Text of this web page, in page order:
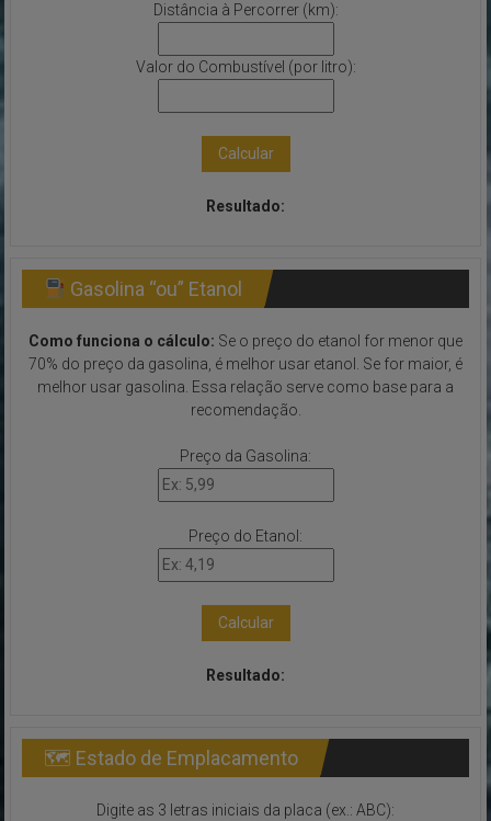
Distância à Percorrer (km):
Valor do Combustível (por litro):
Calcular
Resultado:
Gasolina “ou” Etanol
Como funciona o cálculo: Se o preço do etanol for menor que
70% do preço da gasolina, é melhor usar etanol. Se for maior, é
melhor usar gasolina. Essa relação serve como base para a
recomendação.
Preço da Gasolina:
Preço do Etanol:
Calcular
Resultado:
🗺 Estado de Emplacamento
Digite as 3 letras iniciais da placa (ex.: ABC):